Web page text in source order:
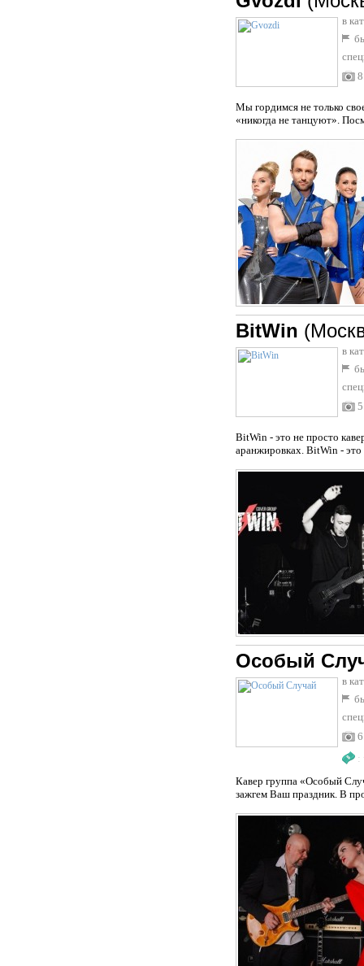
в
8
Мы гордимся не только
«никогда не танцуют».
BitWin
в
5
BitWin - это не просто
аранжировках. BitWin - это
Особый
в
6
:
Кавер группа «Особый
зажгем Ваш праздник. В